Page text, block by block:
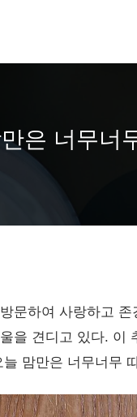
은 너무너
문하여 사랑하고
을 견디고 있다. 이
맘만은 너무너무